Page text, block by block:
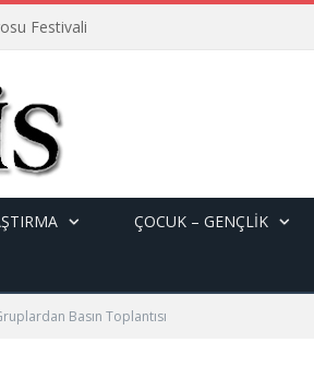
Festivali
ÇOCUK – GENÇLIK
Basın Toplantısı